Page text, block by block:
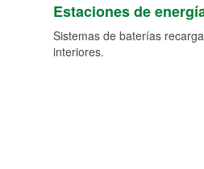
Estaciones de
Sistemas de baterías
interiores.